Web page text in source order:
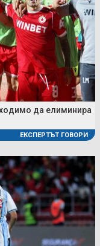
да елиминира
ЕКСПЕРТЪТ ГОВОРИ